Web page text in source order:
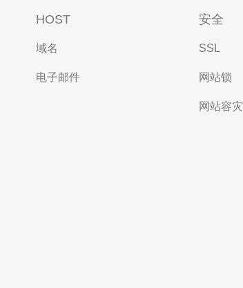
HOST
域名
电子邮件
安全
SSL
网站锁
网站容灾